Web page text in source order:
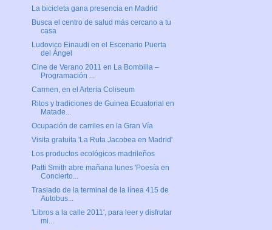
La bicicleta gana presencia en Madrid
Busca el centro de salud más cercano a tu
casa
Ludovico Einaudi en el Escenario Puerta
del Ángel
Cine de Verano 2011 en La Bombilla –
Programación ...
Carmen, en el Arteria Coliseum
Ritos y tradiciones de Guinea Ecuatorial en
Matade...
Ocupación de carriles en la Gran Vía
Visita gratuita 'La Ruta Jacobea en Madrid'
Los productos ecológicos madrileños
Patti Smith abre mañana lunes 'Poesía en
Concierto...
Traslado de la terminal de la línea 415 de
Autobus...
'Libros a la calle 2011', para leer y disfrutar
mi...